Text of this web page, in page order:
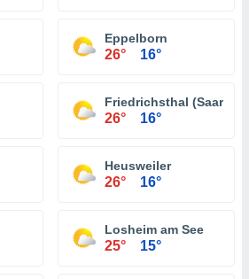
Eppelborn
26° 16°
Friedrichsthal (Saar)
26° 16°
Heusweiler
26° 16°
Losheim am See
25° 15°